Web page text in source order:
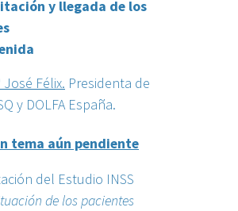
y llegada de los
José Félix. Presidenta de
y DOLFA España.
tema aún pendiente
del Estudio INSS
de los pacientes